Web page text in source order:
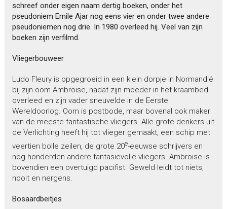
schreef onder eigen naam dertig boeken, onder het
pseudoniem Emile Ajar nog eens vier en onder twee andere
pseudoniemen nog drie. In 1980 overleed hij. Veel van zijn
boeken zijn verfilmd.
Vliegerbouweer
Ludo Fleury is opgegroeid in een klein dorpje in Normandië
bij zijn oom Ambroise, nadat zijn moeder in het kraambed
overleed en zijn vader sneuvelde in de Eerste
Wereldoorlog. Oom is postbode, maar bovenal ook maker
van de meeste fantastische vliegers. Alle grote denkers uit
de Verlichting heeft hij tot vlieger gemaakt, een schip met
veertien bolle zeilen, de grote 20e-eeuwse schrijvers en
nog honderden andere fantasievolle vliegers. Ambroise is
bovendien een overtuigd pacifist. Geweld leidt tot niets,
nooit en nergens.
Bosaardbeitjes